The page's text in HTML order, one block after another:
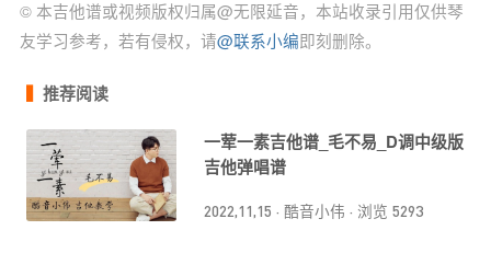
© 本吉他谱或视频版权归属@无限延音，本站收录引用仅供琴
友学习参考，若有侵权，请@联系小编即刻删除。
推荐阅读
一荤一素吉他谱_毛不易_D调中级版
吉他弹唱谱
2022,11,15 · 酷音小伟 · 浏览 5293